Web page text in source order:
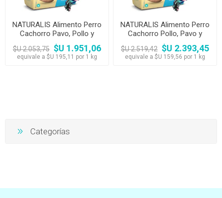
NATURALIS Alimento Perro
Cachorro Pavo, Pollo y
Frutas 10,1kg + Juguete
$U 2.053,75 $U 1.951,06
equivale a $U 195,11 por 1 kg
NATURALIS Alimento Perro
Cachorro Pollo, Pavo y
Frutas 15kg + Juguete
$U 2.519,42 $U 2.393,45
equivale a $U 159,56 por 1 kg
Categorías